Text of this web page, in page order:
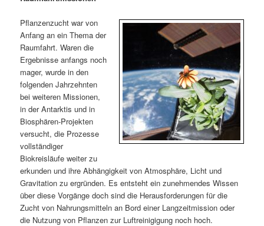
ä
r
e
n
I
n
h
a
n
d
ä
r
e
n
I
n
n
v
i
g
a
t
i
o
n
Pflanzenzucht war von
Anfang an ein Thema der
Raumfahrt. Waren die
Ergebnisse anfangs noch
mager, wurde in den
folgenden Jahrzehnten
bei weiteren Missionen,
in der Antarktis und in
Biosphären-Projekten
versucht, die Prozesse
vollständiger
Biokreisläufe weiter zu
erkunden und ihre Abhängigkeit von Atmosphäre, Licht und
Gravitation zu ergründen. Es entsteht ein zunehmendes Wissen
über diese Vorgänge doch sind die Herausforderungen für die
Zucht von Nahrungsmitteln an Bord einer Langzeitmission oder
die Nutzung von Pflanzen zur Luftreinigigung noch hoch.